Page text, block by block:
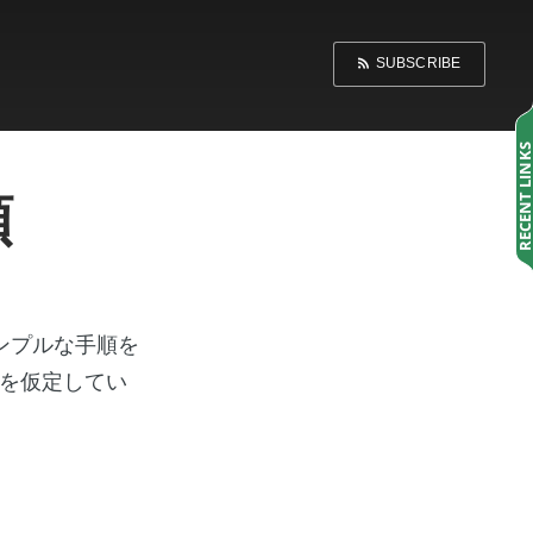
SUBSCRIBE
プルな手順を
仮定してい